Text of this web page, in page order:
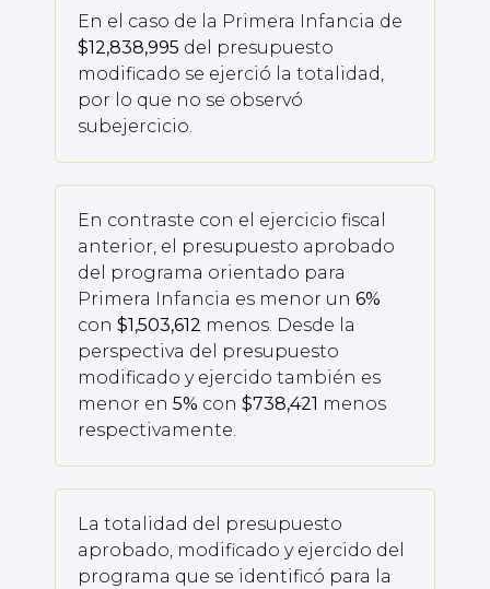
En el caso de la Primera Infancia de
$12,838,995 del presupuesto
modificado se ejerció la totalidad,
por lo que no se observó
subejercicio.
En contraste con el ejercicio fiscal
anterior, el presupuesto aprobado
del programa orientado para
Primera Infancia es menor un 6%
con $1,503,612 menos. Desde la
perspectiva del presupuesto
modificado y ejercido también es
menor en 5% con $738,421 menos
respectivamente.
La totalidad del presupuesto
aprobado, modificado y ejercido del
programa que se identificó para la